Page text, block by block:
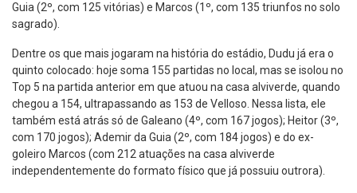
Guia (2º, com 125 vitórias) e Marcos (1º, com 135 triunfos no solo
sagrado).
Dentre os que mais jogaram na história do estádio, Dudu já era o
quinto colocado: hoje soma 155 partidas no local, mas se isolou no
Top 5 na partida anterior em que atuou na casa alviverde, quando
chegou a 154, ultrapassando as 153 de Velloso. Nessa lista, ele
também está atrás só de Galeano (4º, com 167 jogos); Heitor (3º,
com 170 jogos); Ademir da Guia (2º, com 184 jogos) e do ex-
goleiro Marcos (com 212 atuações na casa alviverde
independentemente do formato físico que já possuiu outrora).